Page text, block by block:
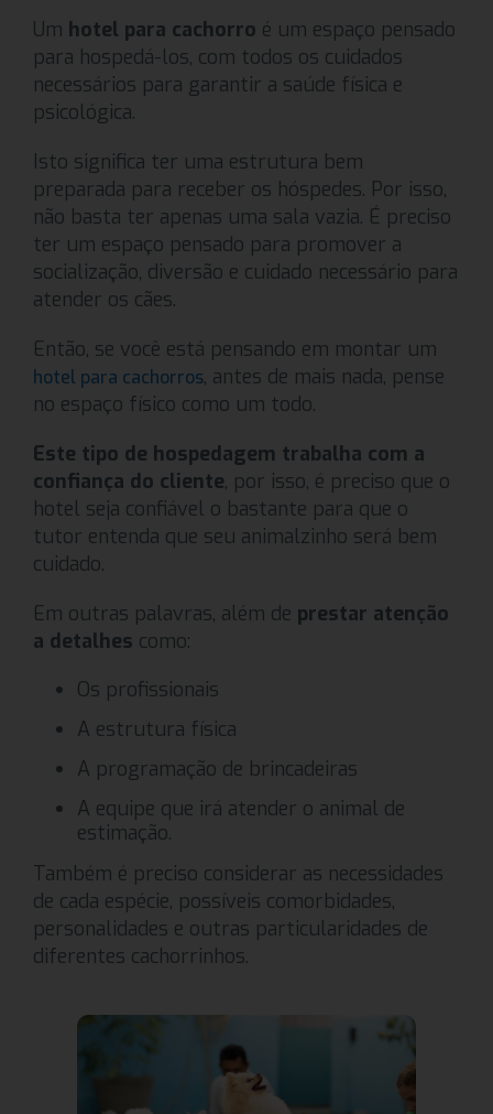
Um hotel para cachorro é um espaço pensado
para hospedá-los, com todos os cuidados
necessários para garantir a saúde física e
psicológica.
Isto significa ter uma estrutura bem
preparada para receber os hóspedes. Por isso,
não basta ter apenas uma sala vazia. É preciso
ter um espaço pensado para promover a
socialização, diversão e cuidado necessário para
atender os cães.
Então, se você está pensando em montar um
hotel para cachorros, antes de mais nada, pense
no espaço físico como um todo.
Este tipo de hospedagem trabalha com a
confiança do cliente, por isso, é preciso que o
hotel seja confiável o bastante para que o
tutor entenda que seu animalzinho será bem
cuidado.
Em outras palavras, além de prestar atenção
a detalhes como:
Os profissionais
A estrutura física
A programação de brincadeiras
A equipe que irá atender o animal de
estimação.
Também é preciso considerar as necessidades
de cada espécie, possíveis comorbidades,
personalidades e outras particularidades de
diferentes cachorrinhos.